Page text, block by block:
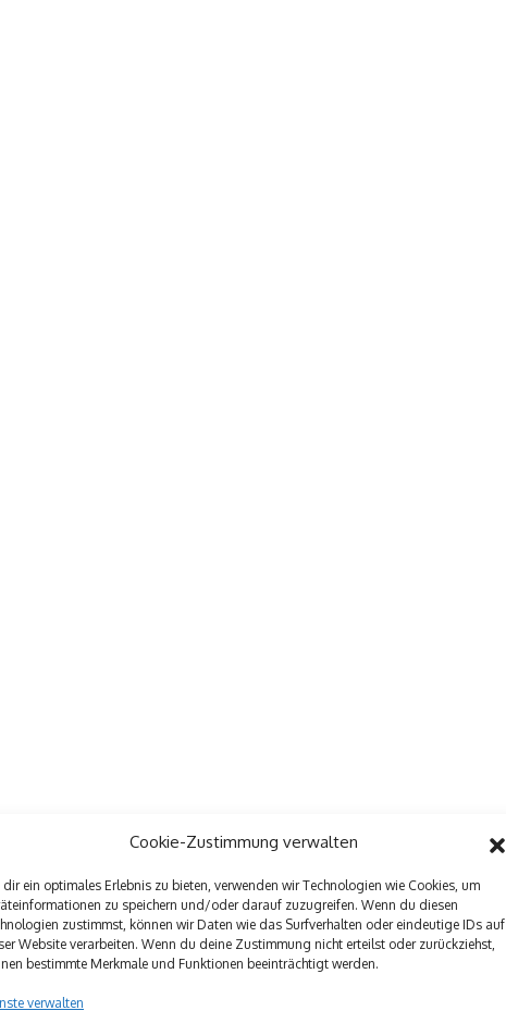
Cookie-Zustimmung verwalten
dir ein optimales Erlebnis zu bieten, verwenden wir Technologien wie Cookies, um
zu speichern und/oder darauf zuzugreifen. Wenn du diesen
zustimmst, können wir Daten wie das Surfverhalten oder eindeutige IDs auf
Website verarbeiten. Wenn du deine Zustimmung nicht erteilst oder zurückziehst,
bestimmte Merkmale und Funktionen beeinträchtigt werden.
verwalten